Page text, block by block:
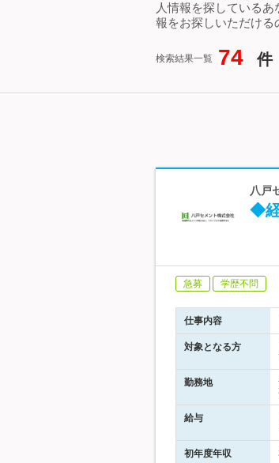
人情報を探している
報をお探しいただける
検索結果一覧 74 件
八戸
◆経
急募 学歴不問
仕事内容
対象となる方
勤務地
給与
初年度年収